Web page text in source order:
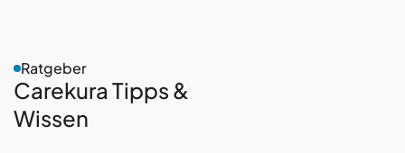
Ratgeber
Carekura Tipps &
Wissen